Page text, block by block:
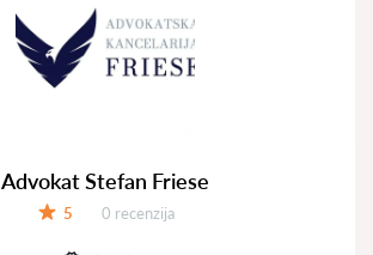
Advokat Stefan Friese
5 Recenzija:
0 recenzija